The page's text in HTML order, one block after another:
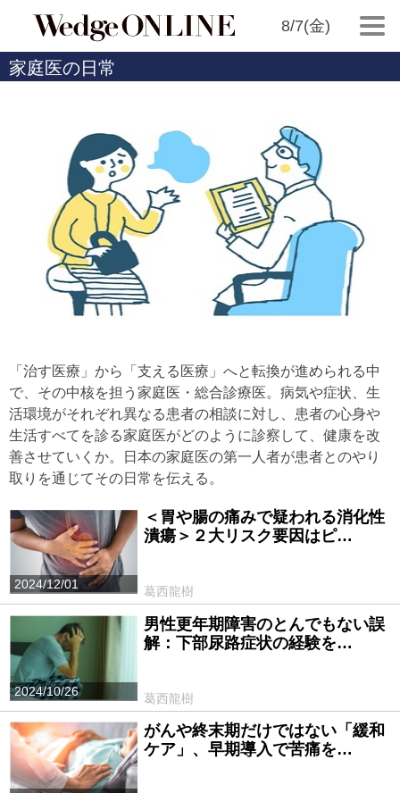
8/7(金)
家庭医の日常
「治す医療」から「支える医療」へと転換が進められる中
で、その中核を担う家庭医・総合診療医。病気や症状、生
活環境がそれぞれ異なる患者の相談に対し、患者の心身や
生活すべてを診る家庭医がどのように診察して、健康を改
善させていくか。日本の家庭医の第一人者が患者とのやり
取りを通じてその日常を伝える。
2024/12/01
＜胃や腸の痛みで疑われる消化性
潰瘍＞２大リスク要因はピ…
葛西龍樹
2024/10/26
男性更年期障害のとんでもない誤
解：下部尿路症状の経験を…
葛西龍樹
がんや終末期だけではない「緩和
ケア」、早期導入で苦痛を…